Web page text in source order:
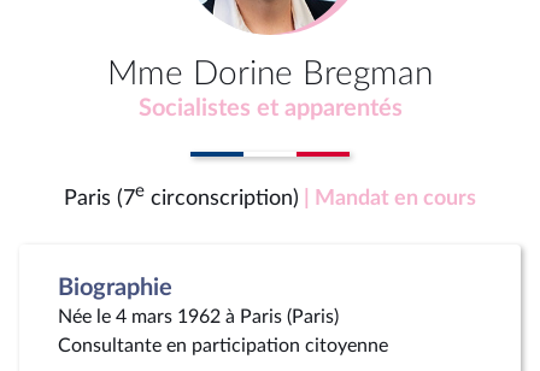
Mme Dorine Bregman
Socialistes et apparentés
Paris (7e circonscription) | Mandat en cours
Biographie
Née le 4 mars 1962 à Paris (Paris)
Consultante en participation citoyenne